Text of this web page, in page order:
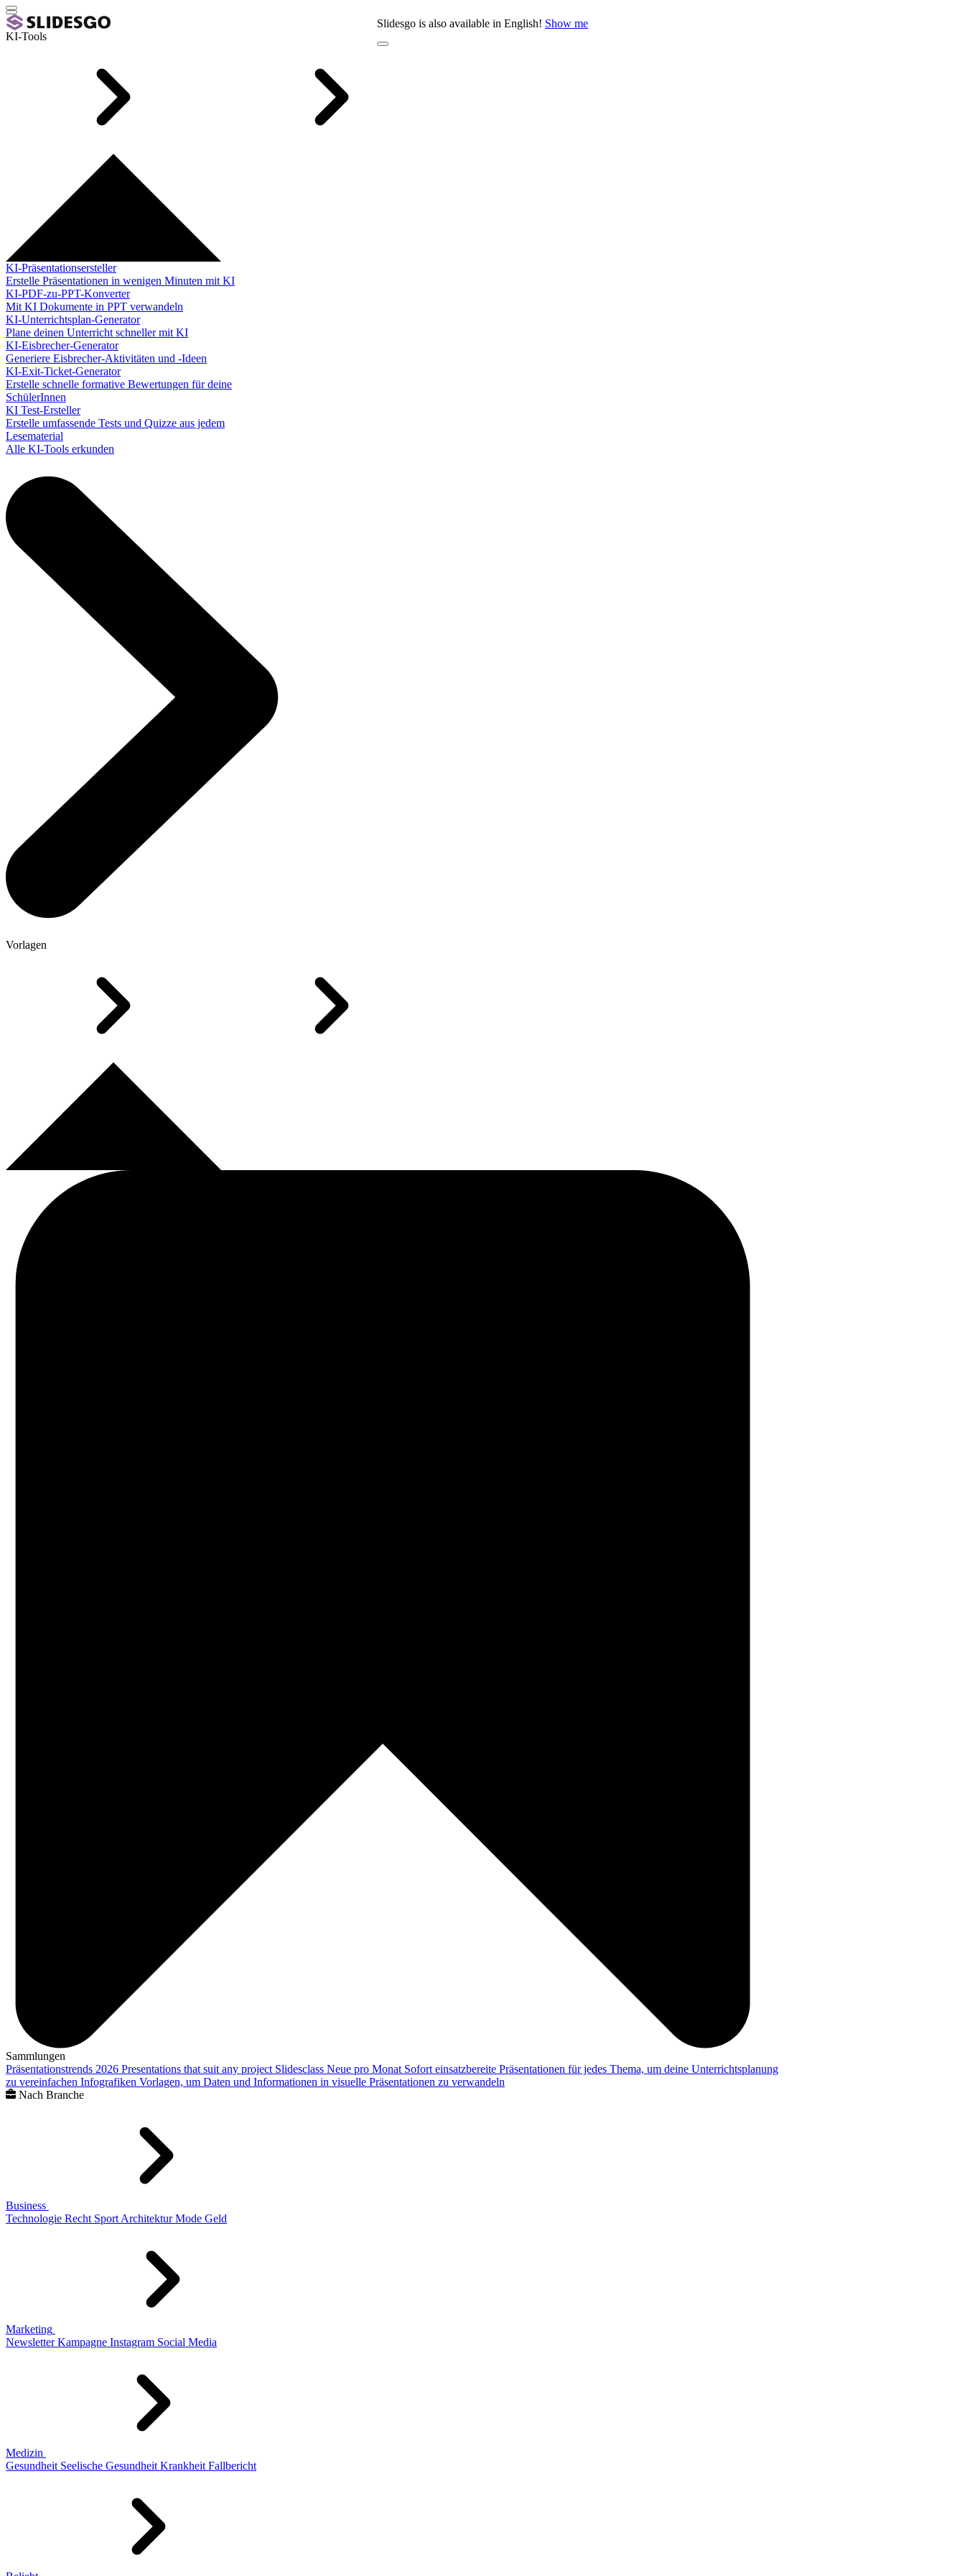
Slidesgo is also available in English! Show me
KI-Tools
KI-Präsentationsersteller
Erstelle Präsentationen in wenigen Minuten mit KI
KI-PDF-zu-PPT-Konverter
Mit KI Dokumente in PPT verwandeln
KI-Unterrichtsplan-Generator
Plane deinen Unterricht schneller mit KI
KI-Eisbrecher-Generator
Generiere Eisbrecher-Aktivitäten und -Ideen
KI-Exit-Ticket-Generator
Erstelle schnelle formative Bewertungen für deine
SchülerInnen
KI Test-Ersteller
Erstelle umfassende Tests und Quizze aus jedem
Lesematerial
Alle KI-Tools erkunden
Vorlagen
Sammlungen
Präsentationstrends 2026 Presentations that suit any project Slidesclass Neue pro Monat Sofort einsatzbereite Präsentationen für jedes Thema, um deine Unterrichtsplanung
zu vereinfachen Infografiken Vorlagen, um Daten und Informationen in visuelle Präsentationen zu verwandeln
Nach Branche
Business
Technologie Recht Sport Architektur Mode Geld
Marketing
Newsletter Kampagne Instagram Social Media
Medizin
Gesundheit Seelische Gesundheit Krankheit Fallbericht